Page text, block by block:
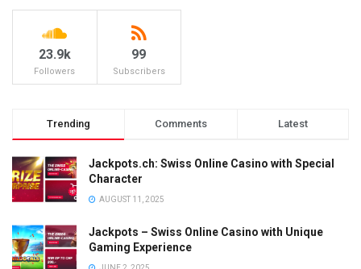
23.9k
Followers
99
Subscribers
Trending Comments Latest
Jackpots.ch: Swiss Online Casino with Special
Character
AUGUST 11, 2025
Jackpots – Swiss Online Casino with Unique
Gaming Experience